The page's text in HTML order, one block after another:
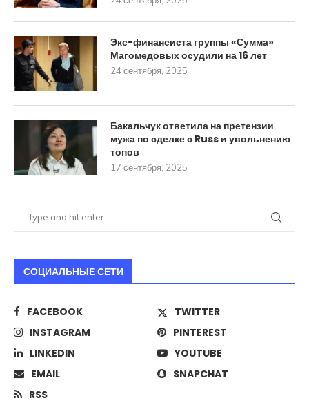
Экс-финансиста группы «Сумма»
Магомедовых осудили на 16 лет
24 сентября, 2025
Бакальчук ответила на претензии
мужа по сделке с Russ и увольнению
топов
17 сентября, 2025
СОЦИАЛЬНЫЕ СЕТИ
FACEBOOK
TWITTER
INSTAGRAM
PINTEREST
LINKEDIN
YOUTUBE
EMAIL
SNAPCHAT
RSS